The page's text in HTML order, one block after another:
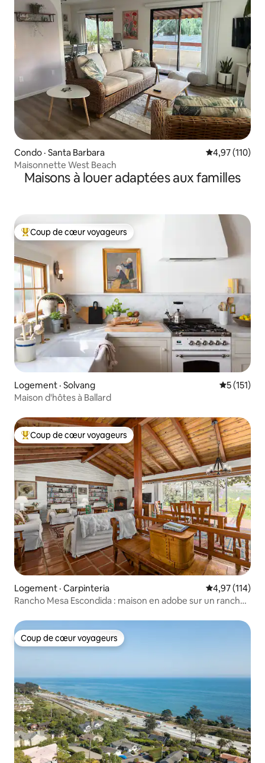
Condo · Santa Barbara Note
4,97 (110)
Maisonnette West Beach
Maisons à louer adaptées aux familles
Coup de cœur voyageurs parmi les plus aimés
Coup de cœur voyageurs
Logement · Solvang Note
5 (151)
Maison d'hôtes à Ballard
Coup de cœur voyageurs parmi les plus aimés
Coup de cœur voyageurs
Logement · Carpinteria Note
4,97 (114)
Rancho Mesa Escondida : maison en adobe sur un ranch
Coup de cœur voyageurs
Coup de cœur voyageurs